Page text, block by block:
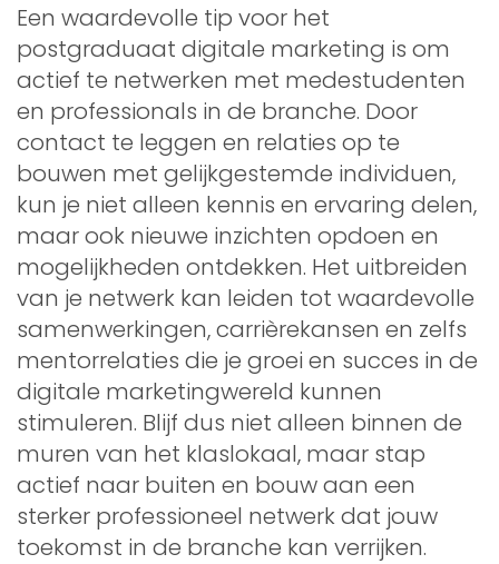
Een waardevolle tip voor het
postgraduaat digitale marketing is om
actief te netwerken met medestudenten
en professionals in de branche. Door
contact te leggen en relaties op te
bouwen met gelijkgestemde individuen,
kun je niet alleen kennis en ervaring delen,
maar ook nieuwe inzichten opdoen en
mogelijkheden ontdekken. Het uitbreiden
van je netwerk kan leiden tot waardevolle
samenwerkingen, carrièrekansen en zelfs
mentorrelaties die je groei en succes in de
digitale marketingwereld kunnen
stimuleren. Blijf dus niet alleen binnen de
muren van het klaslokaal, maar stap
actief naar buiten en bouw aan een
sterker professioneel netwerk dat jouw
toekomst in de branche kan verrijken.